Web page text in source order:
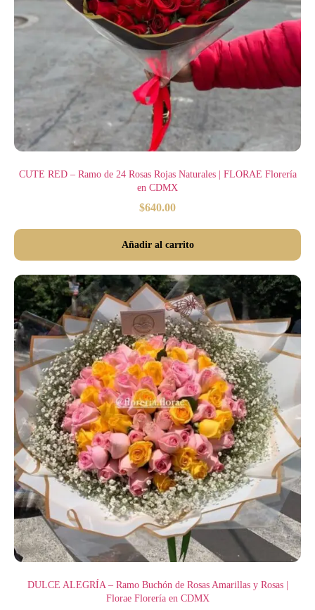
CUTE RED – Ramo de 24 Rosas Rojas Naturales | FLORAE Florería
en CDMX
$640.00
Añadir al carrito
DULCE ALEGRÍA – Ramo Buchón de Rosas Amarillas y Rosas |
Florae Florería en CDMX